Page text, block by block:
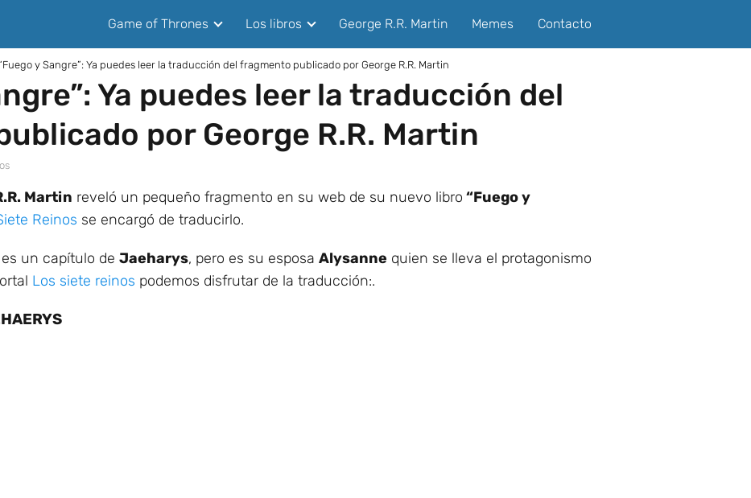
Game of Thrones Los libros George R.R. Martin Memes Contacto
y Sangre”: Ya puedes leer la traducción del fragmento publicado por George R.R. Martin
Ya puedes leer la traducción del
por George R.R. Martin
Martin reveló un pequeño fragmento en su web de su nuevo libro “Fuego y
Reinos se encargó de traducirlo.
un capítulo de Jaeharys, pero es su esposa Alysanne quien se lleva el protagonismo
Los siete reinos podemos disfrutar de la traducción:.